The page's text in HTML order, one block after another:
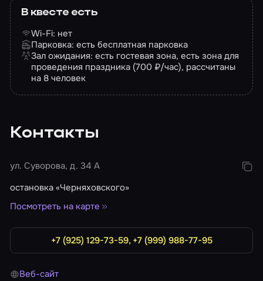
В квесте есть
Wi-Fi: нет
Парковка: есть бесплатная парковка
Зал ожидания: есть гостевая зона, есть зона для
проведения праздника (700 ₽/час), рассчитаны
на 8 человек
Контакты
ул. Суворова, д. 34 А
остановка «​Черняховского»
Посмотреть на карте
+7 (925) 129-73-59, +7 (999) 988-77-95
Веб-сайт